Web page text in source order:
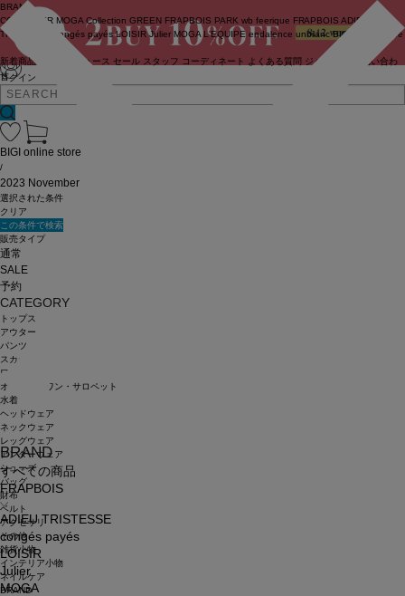
ログイン
BRAND
COUTURIER MOGA Collection GREEN FRAPBOIS PARK wb feerique FRAPBOIS ADIEU
TRISTESSE
congés payés LOISIR Julier MOGA L'EQUIPE endalence unbilanc BIGI online store
新着商品 ニュース セール スタッフ コーディネート よくある質問 ジャーナル
お問い合わ
せ
BRAND
すべての商品
FRAPBOIS
ADIEU TRISTESSE
congés payés
LOISIR
Julier
MOGA
BIGI online store
/
2023 November
選択された条件
クリア
この条件で検索
販売タイプ
通常
SALE
予約
CATEGORY
トップス
アウター
パンツ
スカート
ワンピース
オールインワン・サロペット
水着
ヘッドウェア
ネックウェア
レッグウェア
アンダーウェア
シューズ
バッグ
財布
ベルト
アクセサリ
その他
雑貨小物
インテリア小物
ネイルケア
BRAND